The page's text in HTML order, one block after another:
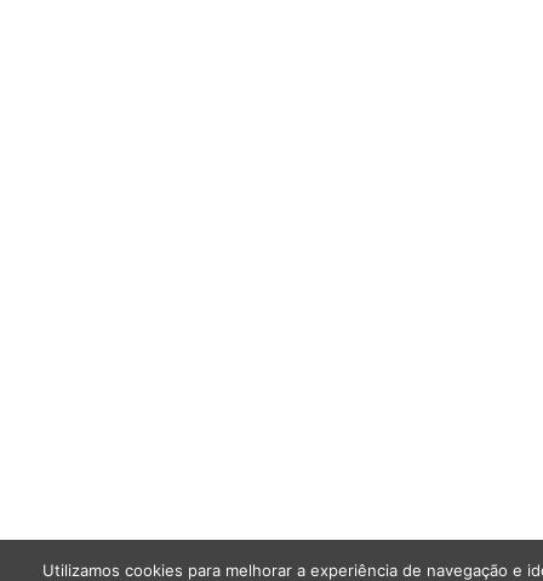
Utilizamos cookies para melhorar a experiência de navegação e